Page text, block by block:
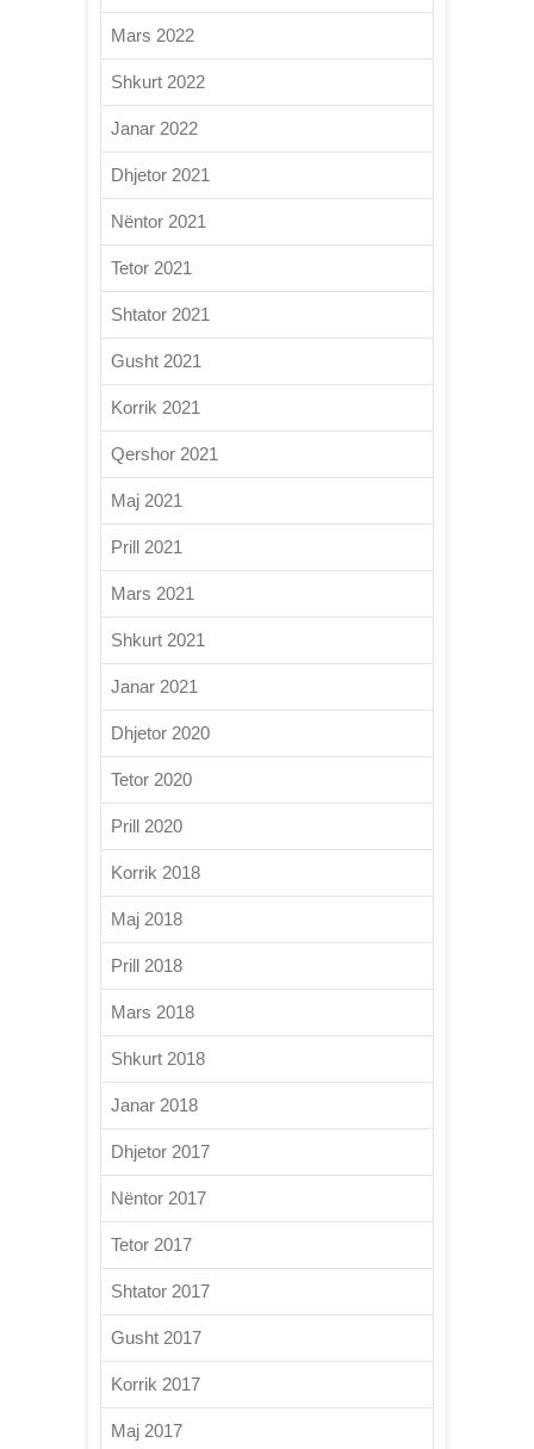
Mars 2022
Shkurt 2022
Janar 2022
Dhjetor 2021
Nëntor 2021
Tetor 2021
Shtator 2021
Gusht 2021
Korrik 2021
Qershor 2021
Maj 2021
Prill 2021
Mars 2021
Shkurt 2021
Janar 2021
Dhjetor 2020
Tetor 2020
Prill 2020
Korrik 2018
Maj 2018
Prill 2018
Mars 2018
Shkurt 2018
Janar 2018
Dhjetor 2017
Nëntor 2017
Tetor 2017
Shtator 2017
Gusht 2017
Korrik 2017
Maj 2017